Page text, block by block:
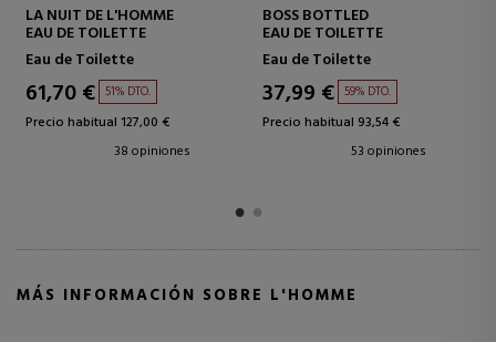
1 MILLION
EAU DE TOILETTE
Eau de Toilette
37,95 € 41% DTO.
Precio habitual 64,50 €
133 opiniones
LE MALE
EAU DE TOILETTE
Eau de Toilette
38,49 € 46% DTO.
Precio habitual 71,00 €
181 opiniones
MÁS INFORMACIÓN SOBRE L'HOMME